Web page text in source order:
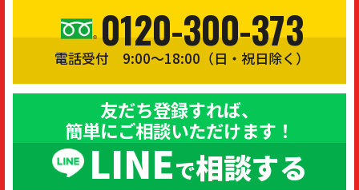
0120-300-373
電話受付 9:00〜18:00（日・祝日除く）
友だち登録すれば、
簡単にご相談いただけます！
LINEで相談する